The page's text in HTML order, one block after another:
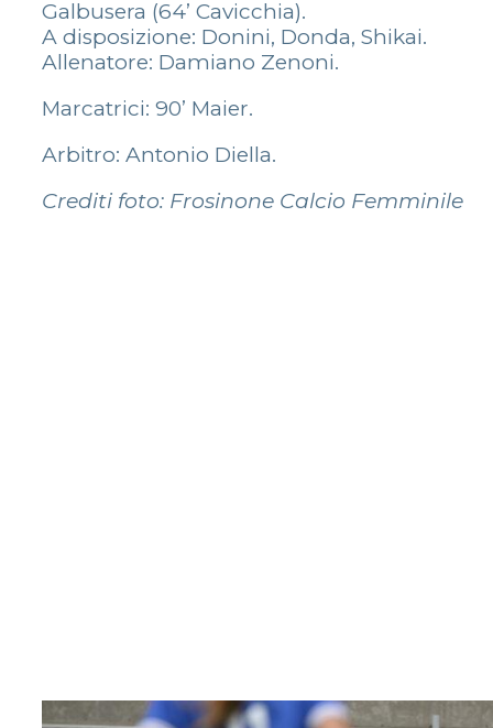
Galbusera (64’ Cavicchia).
A disposizione: Donini, Donda, Shikai.
Allenatore: Damiano Zenoni.
Marcatrici: 90’ Maier.
Arbitro: Antonio Diella.
Crediti foto: Frosinone Calcio Femminile